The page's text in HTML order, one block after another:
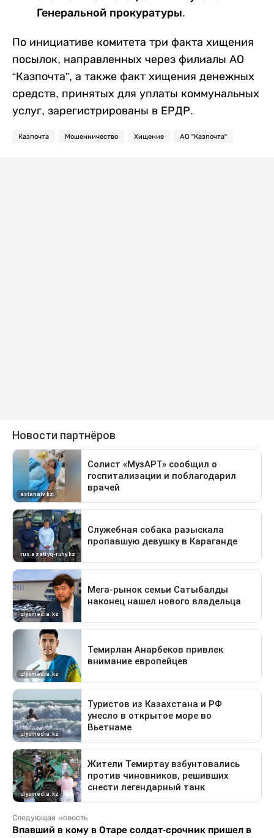
Генеральной прокуратуры.
По инициативе комитета три факта хищения
посылок, направленных через филиалы АО
“Казпочта”, а также факт хищения денежных
средств, принятых для уплаты коммунальных
услуг, зарегистрированы в ЕРДР.
Казпочта Мошенничество Хищение АО "Казпочта"
Следующая новость
Впавший в кому в Отаре солдат-срочник пришел в